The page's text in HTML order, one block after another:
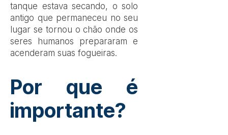
tanque estava secando, o solo
antigo que permaneceu no seu
lugar se tornou o chão onde os
seres humanos prepararam e
acenderam suas fogueiras.
Por que é
importante?